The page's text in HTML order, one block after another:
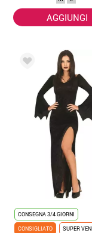
AGGIUNGI
CONSEGNA 3/4 GIORNI
CONSIGLIATO
SUPER